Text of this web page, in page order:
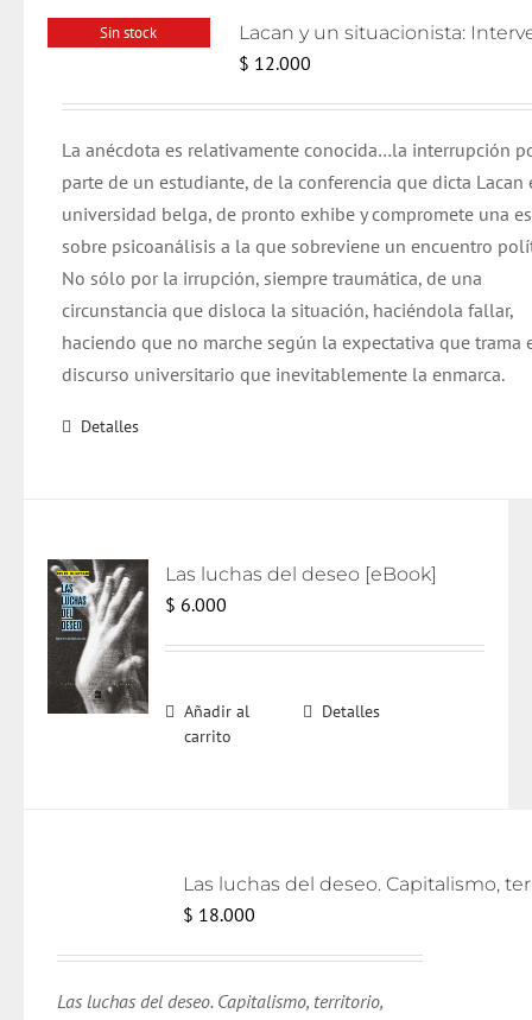
Sin stock
$ 12.000
La anécdota es relativamente conocida…la interrupción
parte de un estudiante, de la conferencia que dicta Lacan
universidad belga, de pronto exhibe y compromete una
sobre psicoanálisis a la que sobreviene un encuentro
No sólo por la irrupción, siempre traumática, de una
circunstancia que disloca la situación, haciéndola fallar,
haciendo que no marche según la expectativa que trama
discurso universitario que inevitablemente la enmarca.
Detalles
Las luchas del deseo [eBook]
$ 6.000
Añadir al
carrito
Detalles
Las
$ 18.000
Las luchas del deseo. Capitalismo, territorio,